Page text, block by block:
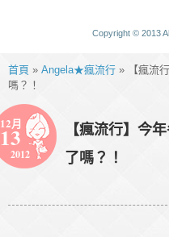
Copyright © 2013
首頁 » Angela★瘋流行 » 【瘋流
嗎？！
12月
13
2012
【瘋流行】今
了嗎？！